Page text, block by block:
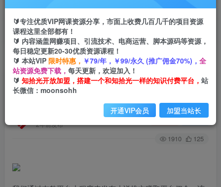
首页 创业课程 会员专属 正文
（7325期）最新右豹地铁跑酷小说推文变现，日
入2000+（附1058G素材）
2年前发布
关注 私信
1910 125
🔰专注优质VIP网课资源分享，市面上收费几百几千的项目资源
课程这里全部都有！
🔰 内容涵盖网赚项目、引流技术、电商运营、脚本源码等资源，
每日稳定更新20-30优质资源课程！
🔰 本站VIP 限时特惠， ￥79/年，￥99/永久 (推广佣金70%)， 全
站资源免费下载， 每天更新，欢迎加入！
🔰 知拾光开放加盟，搭建一个和知拾光一样的知识付费平台， 站
长微信：moonsohh
开通VIP会员 加盟当站长